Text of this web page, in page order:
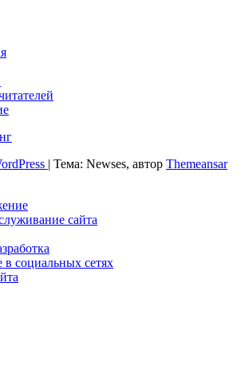
| Тема: Newses, автор Themeansar
сайта
социальных сетях